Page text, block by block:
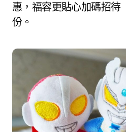
惠，福容更貼心加碼招待
份。